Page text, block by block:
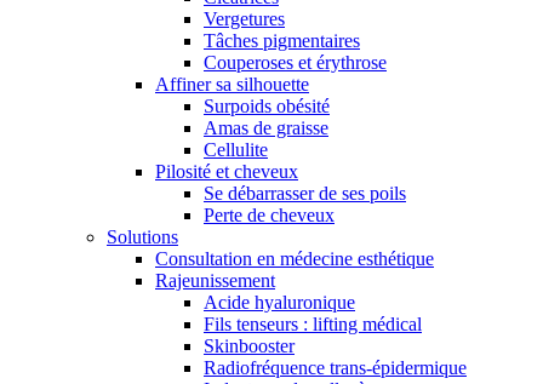
Vergetures
Tâches pigmentaires
Couperoses et érythrose
Affiner sa silhouette
Surpoids obésité
Amas de graisse
Cellulite
Pilosité et cheveux
Se débarrasser de ses poils
Perte de cheveux
Solutions
Consultation en médecine esthétique
Rajeunissement
Acide hyaluronique
Fils tenseurs : lifting médical
Skinbooster
Radiofréquence trans-épidermique